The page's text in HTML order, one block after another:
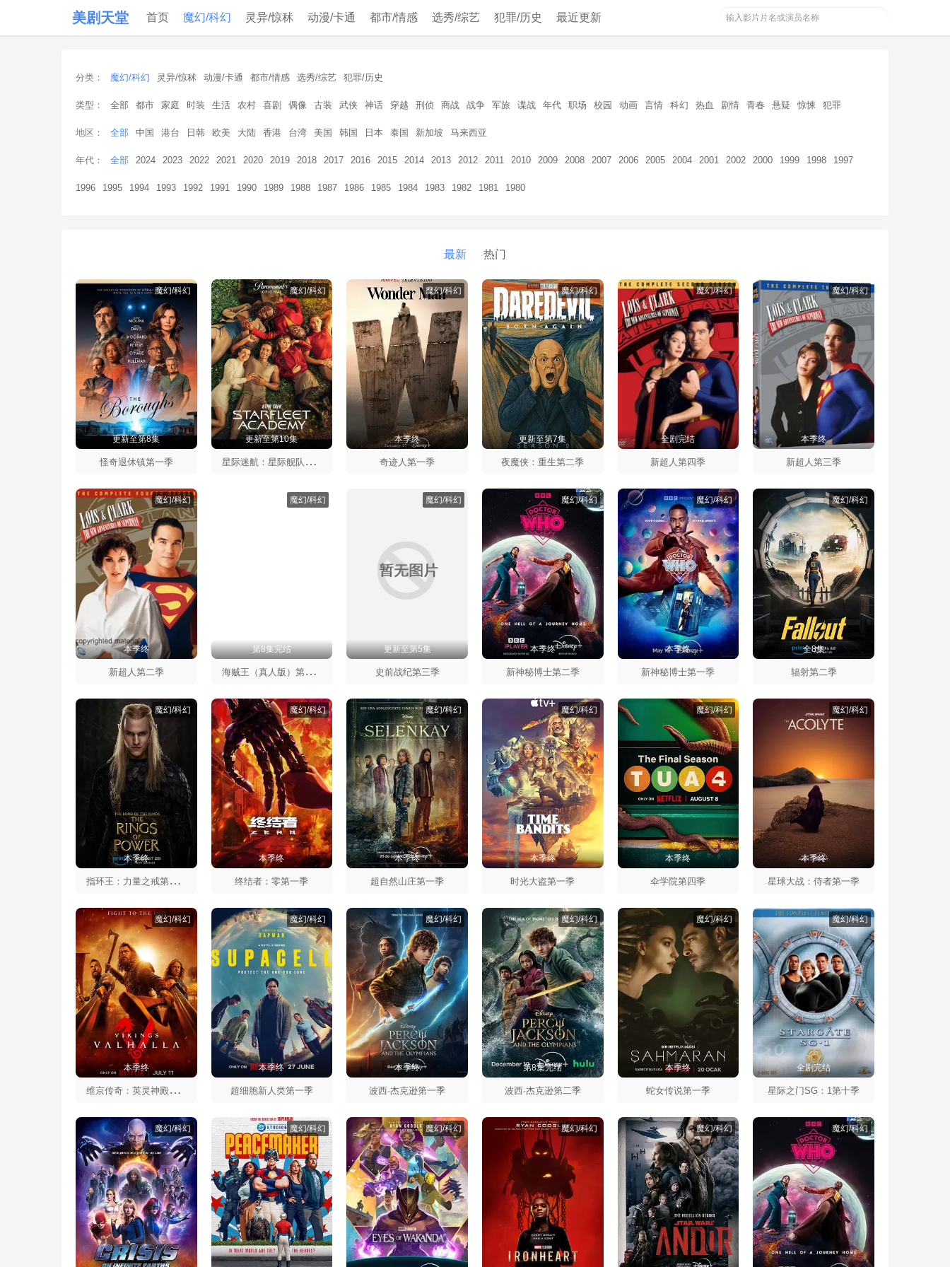
美剧天堂 首页 魔幻/科幻 灵异/惊秫 动漫/卡通 都市/情感 选秀/综艺 犯罪/历史 最近更新
分类： 魔幻/科幻 灵异/惊秫 动漫/卡通 都市/情感 选秀/综艺 犯罪/历史
类型： 全部 都市 家庭 时装 生活 农村 喜剧 偶像 古装 武侠 神话 穿越 刑侦 商战 战争 军旅 谍战 年代 职场 校园 动画 言情 科幻 热血 剧情 青春 悬疑 惊悚 犯罪
地区： 全部 中国 港台 日韩 欧美 大陆 香港 台湾 美国 韩国 日本 泰国 新加坡 马来西亚
年代： 全部 2024 2023 2022 2021 2020 2019 2018 2017 2016 2015 2014 2013 2012 2011 2010 2009 2008 2007 2006 2005 2004 2001 2002 2000 1999 1998 1997
1996 1995 1994 1993 1992 1991 1990 1989 1988 1987 1986 1985 1984 1983 1982 1981 1980
最新 热门
更新至第8集
魔幻/科幻
怪奇退休镇第一季
更新至第10集
魔幻/科幻
星
际迷航：星际舰队学院第一季
本季终
魔幻/科幻
奇迹人第一季
更新至第7集
魔幻/科幻
夜魔侠：重生第二季
全剧完结
魔幻/科幻
新超人第四季
本季终
魔幻/科幻
新超人第三季
本季终
魔幻/科幻
新超人第二季
第8集完结
魔幻/科幻
海
贼王（真人版）第二季
更新至第5集
魔幻/科幻
史前战纪第三季
本季终
魔幻/科幻
新神秘博士第二季
本季终
魔幻/科幻
新神秘博士第一季
全8集
魔幻/科幻
辐射第二季
本季终
魔幻/科幻
指
环王：力量之戒第二季
本季终
魔幻/科幻
终结者：零第一季
本季终
魔幻/科幻
超自然山庄第一季
本季终
魔幻/科幻
时光大盗第一季
本季终
魔幻/科幻
伞学院第四季
本季终
魔幻/科幻
星球大战：侍者第一季
本季终
魔幻/科幻
维
京传奇：英灵神殿第三季
本季终
魔幻/科幻
超细胞新人类第一季
本季终
魔幻/科幻
波西·杰克逊第一季
第8集完结
魔幻/科幻
波西·杰克逊第二季
本季终
魔幻/科幻
蛇女传说第一季
全剧完结
魔幻/科幻
星际之门SG：1第十季
魔幻/科幻 魔幻/科幻 魔幻/科幻 魔幻/科幻 魔幻/科幻 魔幻/科幻